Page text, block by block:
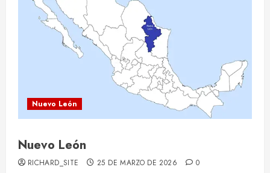
Nuevo León
Nuevo León
RICHARD_SITE 25 DE MARZO DE 2026 0